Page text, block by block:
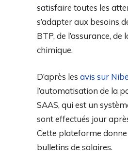
satisfaire toutes les
s’adapter aux besoins
BTP, de l’assurance,
chimique.
D’après les avis sur
l’automatisation de la
SAAS, qui est un
sont effectués jour
Cette plateforme
bulletins de salaires.